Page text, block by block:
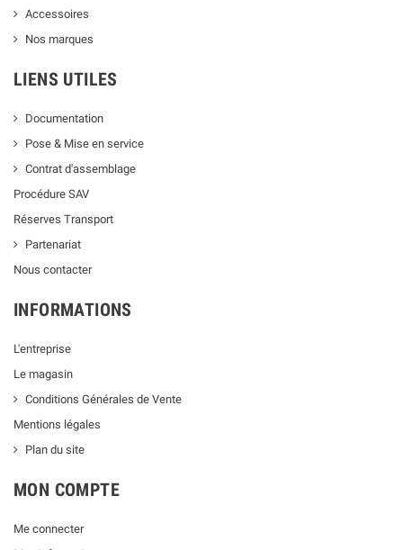
Accessoires
Nos marques
LIENS UTILES
Documentation
Pose & Mise en service
Contrat d'assemblage
Procédure SAV
Réserves Transport
Partenariat
Nous contacter
INFORMATIONS
L'entreprise
Le magasin
Conditions Générales de Vente
Mentions légales
Plan du site
MON COMPTE
Me connecter